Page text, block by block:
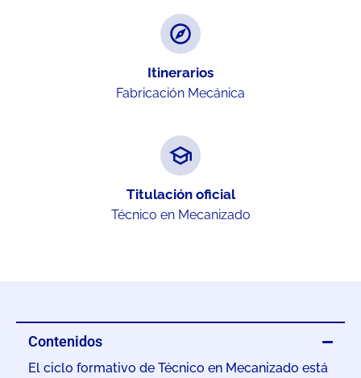
Itinerarios
Fabricación Mecánica
Titulación oficial
Técnico en Mecanizado
Contenidos
El ciclo formativo de Técnico en Mecanizado está